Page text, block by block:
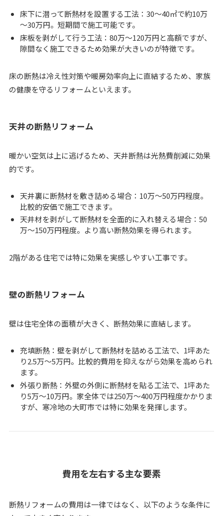
床下に潜って断熱材を設置する工法：30～40㎡で約10万
～30万円。短期間で施工可能です。
床板を剥がして行う工法：80万～120万円と高額ですが、
隙間なく施工できるため効果が大きいのが特徴です。
床の断熱は冷え性対策や暖房効率向上に直結するため、家族
の健康を守るリフォームといえます。
天井の断熱リフォーム
暖かい空気は上に逃げるため、天井断熱は光熱費削減に効果
的です。
天井裏に断熱材を敷き詰める場合：10万～50万円程度。
比較的安価で施工できます。
天井材を剥がして断熱材を全面的に入れ替える場合：50
万～150万円程度。より高い断熱効果を得られます。
2階がある住宅では特に効果を実感しやすい工事です。
壁の断熱リフォーム
壁は住宅全体の面積が大きく、断熱効果に直結します。
充填断熱：壁を剥がして断熱材を詰める工法で、1坪あた
り2.5万～5万円。比較的費用を抑えながら効果を高められ
ます。
外張り断熱：外壁の外側に断熱材を貼る工法で、1坪あた
り5万～10万円。家全体では250万～400万円程度かかりま
すが、寒冷地の大町市では特に効果を発揮します。
費用を左右する主な要素
断熱リフォームの費用は一律ではなく、以下のような条件に